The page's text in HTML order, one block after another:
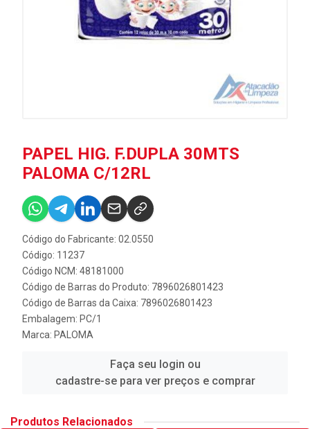
PAPEL HIG. F.DUPLA 30MTS
PALOMA C/12RL
Código do Fabricante: 02.0550
Código: 11237
Código NCM: 48181000
Código de Barras do Produto: 7896026801423
Código de Barras da Caixa: 7896026801423
Embalagem: PC/1
Marca: PALOMA
Faça seu login ou
cadastre-se para ver preços e comprar
Produtos Relacionados